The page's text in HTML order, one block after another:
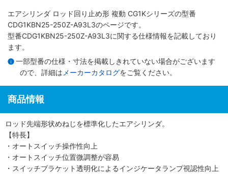
エアシリンダ ロッド回り止め形 複動 CG1Kシリーズの型番
CDG1KBN25-250Z-A93L3のページです。
型番CDG1KBN25-250Z-A93L3に関する仕様情報を記載しており
ます。
一部型番の仕様・寸法を掲載しきれていない場合がございます
ので、詳細は メーカーカタログをご覧ください。
商品情報
ロッド先端形状めねじを標準化したエアシリンダ。
【特長】
・オートスイッチ操作性向上
・オートスイッチ位置微調整が容易
・スイッチブラケット透明化によるインジケータランプ視認性向上